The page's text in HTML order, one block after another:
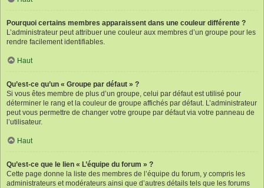
Pourquoi certains membres apparaissent dans une couleur différente ?
L’administrateur peut attribuer une couleur aux membres d’un groupe pour les
rendre facilement identifiables.
Haut
Qu’est-ce qu’un « Groupe par défaut » ?
Si vous êtes membre de plus d’un groupe, celui par défaut est utilisé pour
déterminer le rang et la couleur de groupe affichés par défaut. L’administrateur
peut vous permettre de changer votre groupe par défaut via votre panneau de
l’utilisateur.
Haut
Qu’est-ce que le lien « L’équipe du forum » ?
Cette page donne la liste des membres de l’équipe du forum, y compris les
administrateurs et modérateurs ainsi que d’autres détails tels que les forums